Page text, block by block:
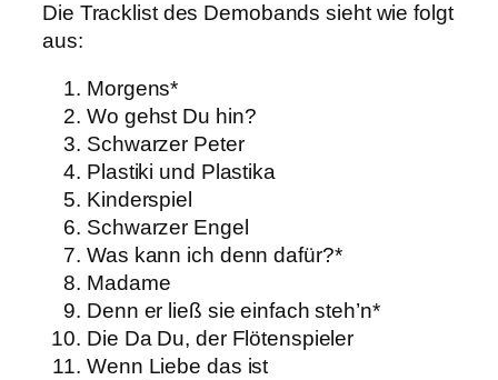
Die Tracklist des Demobands sieht wie folgt
aus:
Morgens*
Wo gehst Du hin?
Schwarzer Peter
Plastiki und Plastika
Kinderspiel
Schwarzer Engel
Was kann ich denn dafür?*
Madame
Denn er ließ sie einfach steh’n*
Die Da Du, der Flötenspieler
Wenn Liebe das ist